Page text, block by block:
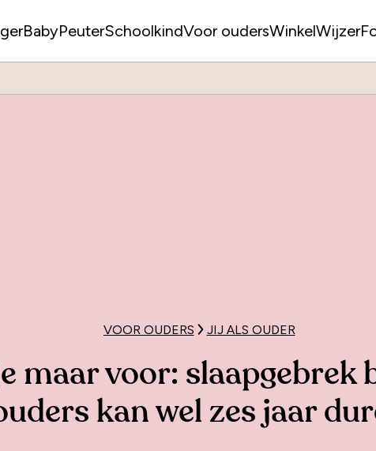
BabyPeuterSchoolkindVoor oudersWinkelWijzer
VOOR OUDERS JIJ ALS OUDER
maar voor: slaapgebrek
kan wel zes jaar